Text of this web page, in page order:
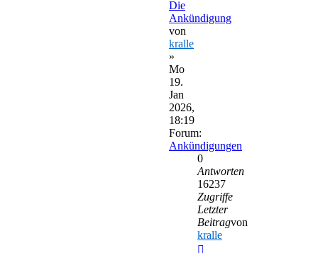
Die
Ankündigung
von
kralle
»
Mo
19.
Jan
2026,
18:19
Forum:
Ankündigungen
0
Antworten
16237
Zugriffe
Letzter
Beitragvon
kralle